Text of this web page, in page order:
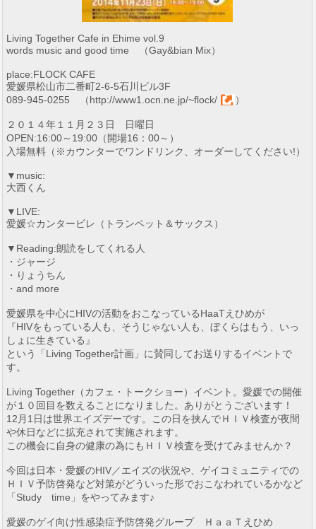
Living Together Cafe in Ehime vol.9
words music and good time （Gay&bian Mix）
place:FLOCK CAFE
愛媛県松山市二番町2-6-5石川ビル3F
089-945-0255 （http://www1.ocn.ne.jp/~flock/ ）
２０１４年１１月２３日 日曜日
OPEN:16:00～19:00（開場16：00～）
入場無料（※カウンターでワンドリンク、オーダーしてください!）
▼music:
大西くん
▼LIVE:
愛媛☆カンタービレ（トランペット＆サックス）
▼Reading:朗読をしてくれる人
・ジャージ
・りょうちん
・and more
愛媛県を中心にHIVの活動をおこなっているHaaTえひめが
『HIVをもっている人も、そうじゃない人も、ぼくらはもう、いっ
しょに生きている』
という「Living Together計画」に賛同してお送りするイベントで
す。
Living Together（カフェ・トークショー）イベント。愛媛での開催
が１０回目を数えることになりました。ありがとうございます！
12月1日は世界エイズデーです。この日を挟んでＨＩＶ検査が夜間
や休日などに拡充されて実施されます。
この機会に自身の健康の為にもＨＩＶ検査を受けてみませんか？
今回は日本・愛媛のHIV／エイズの状況や、ゲイコミュニティでの
ＨＩＶ予防啓発など対策がどういった形でおこなわれているかなど
「Study time」をやってみます♪
愛媛のゲイ向け性感染症予防啓発グループ ＨａａＴえひめ